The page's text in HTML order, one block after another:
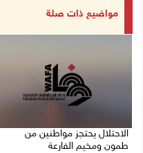
مواضيع ذات صلة
الاحتلال يحتجز مواطنين من
طمون ومخيم الفارعة